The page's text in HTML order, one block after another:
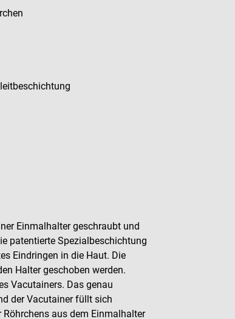
Einmalhalter geschraubt und
patentierte Spezialbeschichtung
Eindringen in die Haut. Die
Halter geschoben werden.
Vacutainers. Das genau
der Vacutainer füllt sich
aus dem Einmalhalter